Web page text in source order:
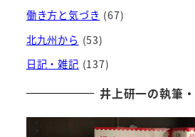
働き方と気づき (67)
北九州から (53)
日記・雑記 (137)
井上研一の執筆